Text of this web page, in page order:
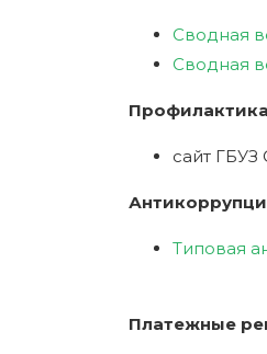
Сводная
Сводная
сайт
Типовая
Платежные